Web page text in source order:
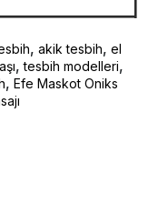
, akik tesbih, el
,tesbih modelleri,
, Efe Maskot Oniks